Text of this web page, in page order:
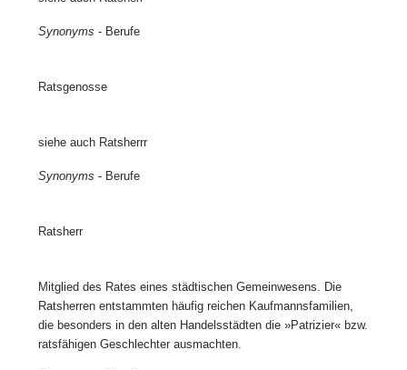
Synonyms - Berufe
Ratsgenosse
siehe auch Ratsherrr
Synonyms - Berufe
Ratsherr
Mitglied des Rates eines städtischen Gemeinwesens. Die
Ratsherren entstammten häufig reichen Kaufmannsfamilien,
die besonders in den alten Handelsstädten die »Patrizier« bzw.
ratsfähigen Geschlechter ausmachten.